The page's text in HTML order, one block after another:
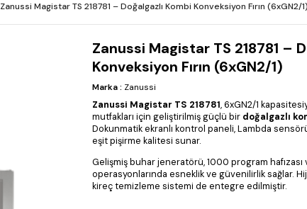
Zanussi Magistar TS 218781 – Doğalgazlı Kombi Konveksiyon Fırın (6xGN2/1)
Zanussi Magistar TS 218781 –
Konveksiyon Fırın (6xGN2/1)
Marka: Zanussi
Zanussi Magistar TS 218781, 6xGN2/1
mutfakları için geliştirilmiş güçlü bir doğalgazlı
Dokunmatik ekranlı kontrol paneli, Lambda
eşit pişirme kalitesi sunar.
Gelişmiş buhar jeneratörü, 1000 program hafızası
operasyonlarında esneklik ve güvenilirlik sağlar.
kireç temizleme sistemi de entegre edilmiştir.